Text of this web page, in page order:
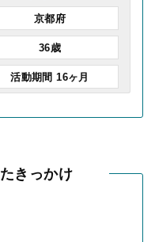
京都府
36歳
活動期間 16ヶ月
きっかけ